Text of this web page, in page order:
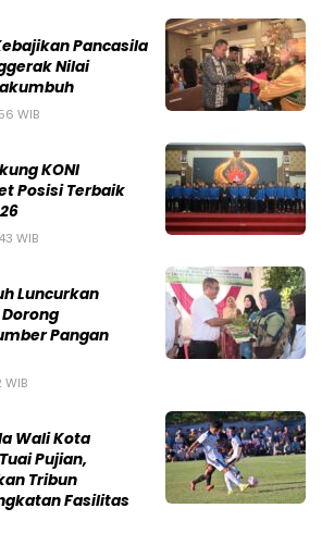
Pancasila
Nilai
WIB
KONI
Posisi Terbaik
WIB
Luncurkan
Dorong
Pangan
Wali Kota
Pujian,
Tribun
Fasilitas